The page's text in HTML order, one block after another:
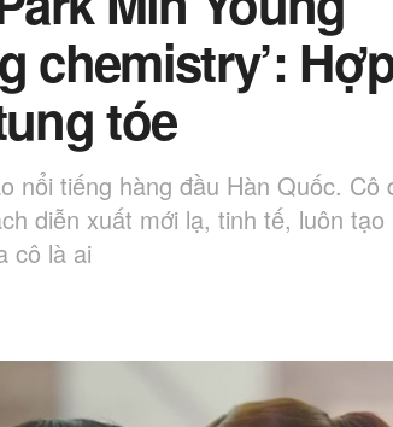
chemistry’:
tóe
nổi tiếng hàng đầu Hàn Quốc. Cô
diễn xuất mới lạ, tinh tế, luôn tạo
cô là ai